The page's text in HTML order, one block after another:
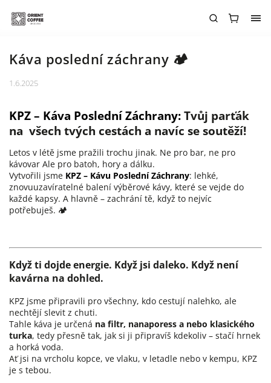
Káva poslední záchrany 🏕
1.6.2025
KPZ – Káva Poslední Záchrany: Tvůj parťák
na všech tvých cestách a navíc se soutěží!
Letos v létě jsme pražili trochu jinak. Ne pro bar, ne pro
kávovar Ale pro batoh, hory a dálku.
Vytvořili jsme KPZ – Kávu Poslední Záchrany: lehké,
znovuuzavíratelné balení výběrové kávy, které se vejde do
každé kapsy. A hlavně – zachrání tě, když to nejvíc
potřebuješ. 🏕
Když ti dojde energie. Když jsi daleko. Když není
kavárna na dohled.
KPZ jsme připravili pro všechny, kdo cestují nalehko, ale
nechtějí slevit z chuti.
Tahle káva je určená na filtr, nanaporess a nebo klasického
turka, tedy přesně tak, jak si ji připravíš kdekoliv – stačí hrnek
a horká voda.
Ať jsi na vrcholu kopce, ve vlaku, v letadle nebo v kempu, KPZ
je s tebou.